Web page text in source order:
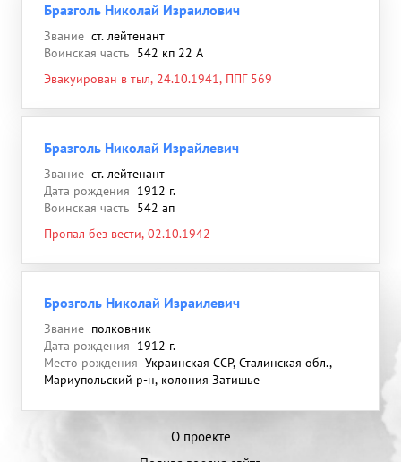
Бразголь Николай Израилович
Звание ст. лейтенант
Воинская часть 542 кп 22 А
Эвакуирован в тыл, 24.10.1941, ППГ 569
Бразголь Николай Израйлевич
Звание ст. лейтенант
Дата рождения 1912 г.
Воинская часть 542 ап
Пропал без вести, 02.10.1942
Брозголь Николай Израилевич
Звание полковник
Дата рождения 1912 г.
Место рождения Украинская ССР, Сталинская обл.,
Мариупольский р-н, колония Затишье
О проекте